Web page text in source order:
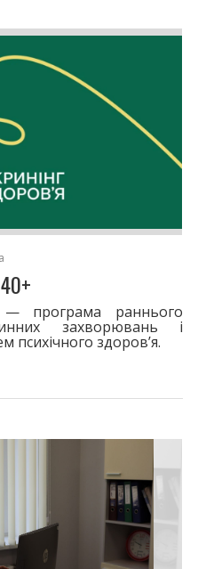
— програма раннього
захворювань і
психічного здоровʼя.